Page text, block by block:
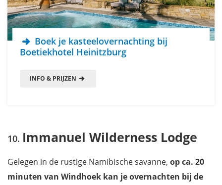
Boek je kasteelovernachting bij
Boetiekhotel Heinitzburg
INFO & PRIJZEN
Immanuel Wilderness Lodge
Gelegen in de rustige Namibische savanne, op ca. 20
minuten van Windhoek kan je overnachten bij de